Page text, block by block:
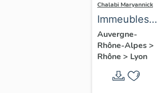
Chalabi Maryannick
Immeubles
des Années
Trente de la
rive gauche
Auvergne-
Rhône-Alpes>
Rhône > Lyon